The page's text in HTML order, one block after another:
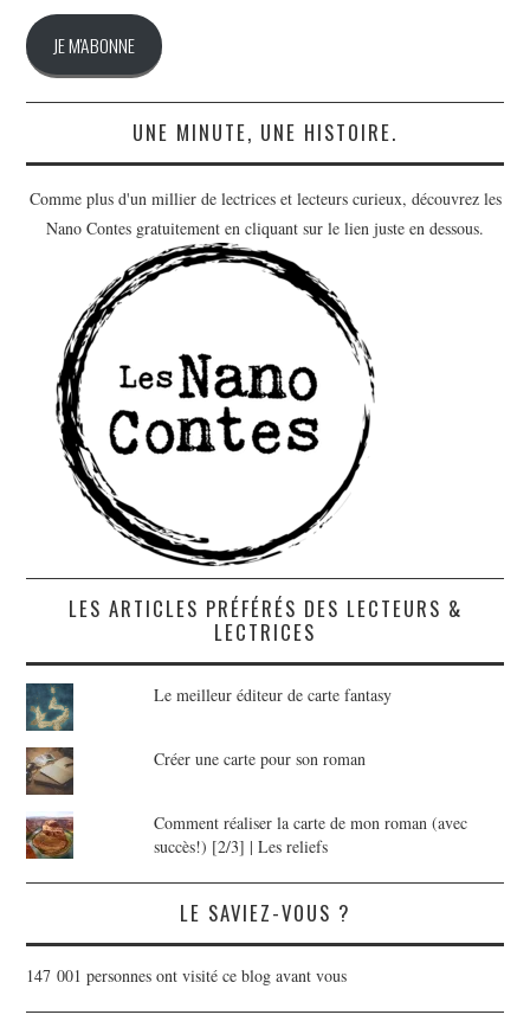
JE M'ABONNE
UNE MINUTE, UNE HISTOIRE.
Comme plus d'un millier de lectrices et lecteurs curieux, découvrez les
Nano Contes gratuitement en cliquant sur le lien juste en dessous.
LES ARTICLES PRÉFÉRÉS DES LECTEURS &
LECTRICES
Le meilleur éditeur de carte fantasy
Créer une carte pour son roman
Comment réaliser la carte de mon roman (avec
succès!) [2/3] | Les reliefs
LE SAVIEZ-VOUS ?
147 001 personnes ont visité ce blog avant vous